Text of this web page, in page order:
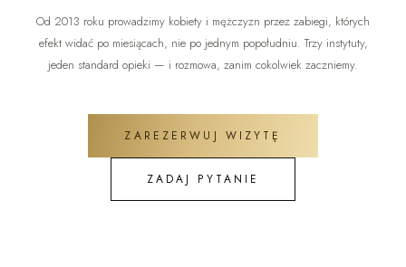
Od 2013 roku prowadzimy kobiety i mężczyzn przez zabiegi, których
efekt widać po miesiącach, nie po jednym popołudniu. Trzy instytuty,
jeden standard opieki — i rozmowa, zanim cokolwiek zaczniemy.
ZAREZERWUJ WIZYTĘ
ZADAJ PYTANIE